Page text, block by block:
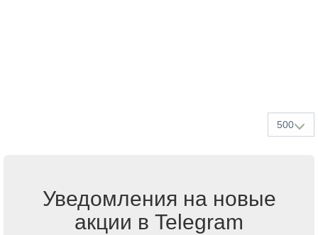
500
Уведомления на новые
акции в Telegram